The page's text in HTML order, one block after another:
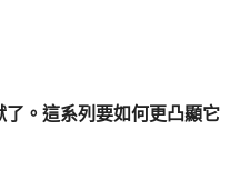
。這系列要如何更凸顯它